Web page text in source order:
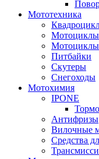
Мототехника
Мотоциклы
Питбайки
Скутеры
Снегоходы
Мотохимия
IPONE
Антифризы
Вилочные
Средства